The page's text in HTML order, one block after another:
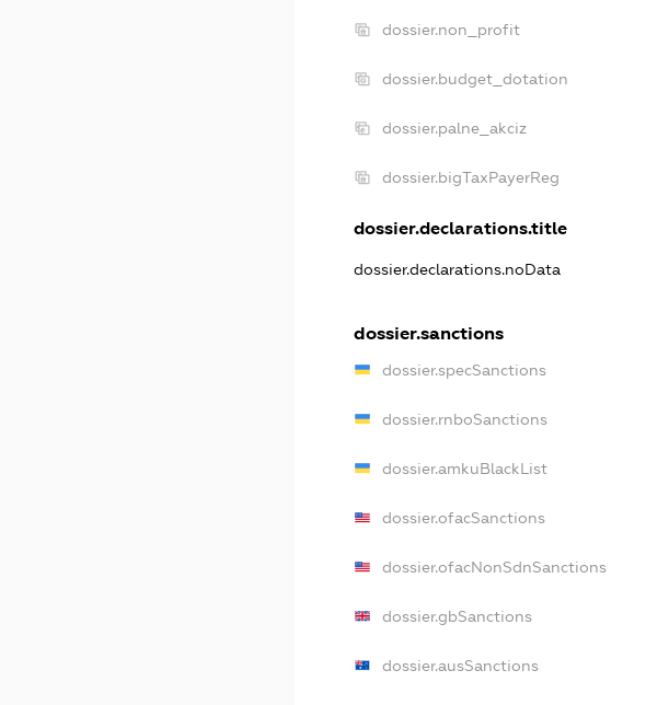
dossier.non_profit
dossier.budget_dotation
dossier.palne_akciz
dossier.bigTaxPayerReg
dossier.declarations.title
dossier.declarations.noData
dossier.sanctions
dossier.specSanctions
dossier.rnboSanctions
dossier.amkuBlackList
dossier.ofacSanctions
dossier.ofacNonSdnSanctions
dossier.gbSanctions
dossier.ausSanctions